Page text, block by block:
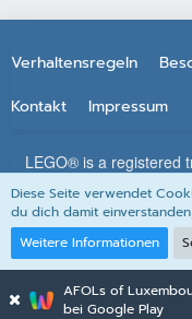
Verhaltensregeln
Kontakt
Impressum
LEGO® is a registered
does not sponsor,
trademarks, service
AFOLs of
bei Google Play
Diese Seite verwendet
du dich damit
Weitere Informationen